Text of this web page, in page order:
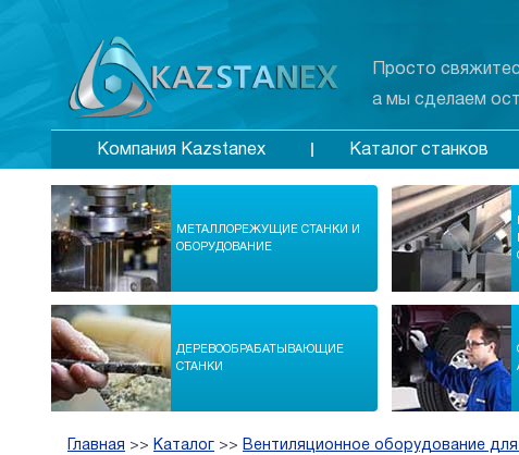
Просто
а мы сделаем
Компания Kazstanex Каталог станков
МЕТАЛЛОРЕЖУЩИЕ СТАНКИ И
ОБОРУДОВАНИЕ
ДЕРЕВООБРАБАТЫВАЮЩИЕ
СТАНКИ
Главная >> Каталог >> Вентиляционное оборудование